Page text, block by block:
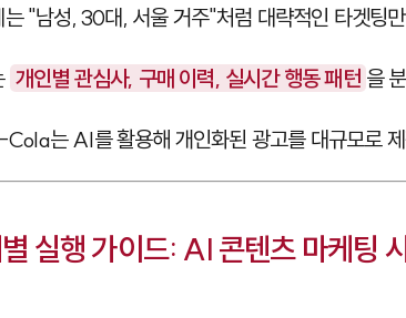
"남성, 30대, 서울 거주"처럼 대략적인 타겟팅
개인별 관심사, 구매 이력, 실시간 행동 패턴 을
는 AI를 활용해 개인화된 광고를 대규모로
실행 가이드: AI 콘텐츠 마케팅